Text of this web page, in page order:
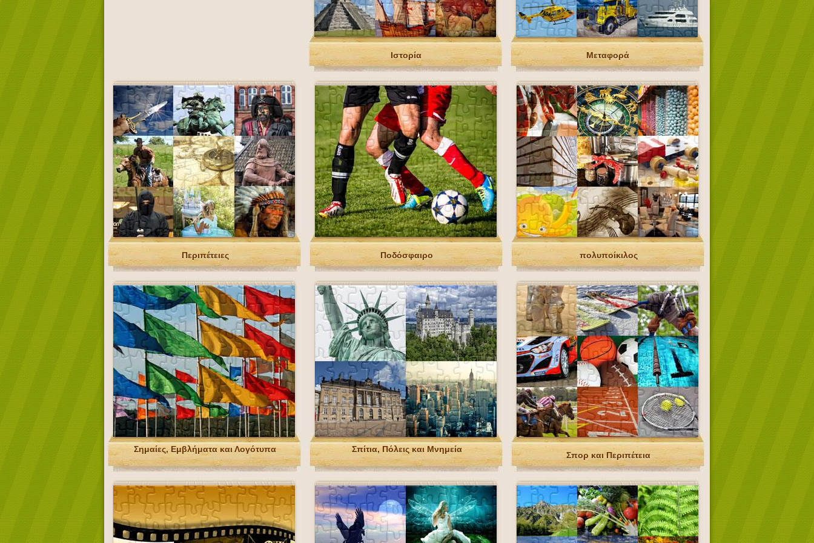
Ιστορία Μεταφορά
Περιπέτειες Ποδόσφαιρο πολυποίκιλος
Σημαίες, Εμβλήματα και Λογότυπα Σπίτια, Πόλεις και Μνημεία
Σπορ και Περιπέτεια